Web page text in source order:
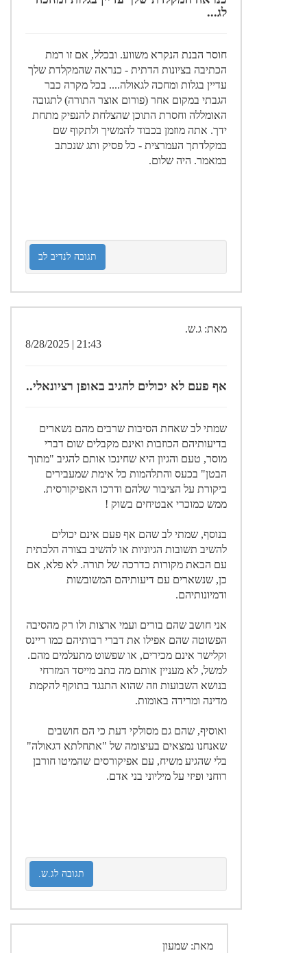
לג...
חוסר הבנת הנקרא משווע. ובכלל, אם זו רמת
הכתיבה בציונות הדתית - כנראה שהמקלדת שלך
עדיין בגלות ומחכה לגאולה.... בכל מקרה כבר
הגבתי במקום אחר (פורום אוצר התורה) לתגובה
האומללה וחסרת התוכן שהצלחת להנפיק מתחת
ידך. אתה מוזמן בכבוד להמשיך ולתקוף שם
במקלדתך העמרצית - כל פסיק ותג שנכתב
במאמר. היה שלום.
תגובה לנדיב לב
מאת: ג.ש.
21:43 | 8/28/2025
אף פעם לא יכולים להגיב באופן רציונאלי..
שמתי לב שאחת הסיבות שרבים מהם נשארים
בדיעותיהם הכוזבות ואינם מקבלים שום דברי
מוסר, טעם והגיון היא שחינכו אותם להגיב "מתוך
הבטן" בכעס והתלהמות כל אימת שמעבירים
ביקורת על הציבור שלהם ודרכו האפיקורסית.
ממש כמוכרי אבטיחים בשוק !
בנוסף, שמתי לב שהם אף פעם אינם יכולים
להשיב תשובות הגיוניות או להשיב בצורה הלכתית
עם הבאת מקורות כדרכה של תורה. לא פלא, אם
כן, שנשארים עם דיעותיהם המשובשות
ודמיונותיהם.
אני חושב שהם בורים ועמי ארצות ולו רק מהסיבה
הפשוטה שהם אפילו את דברי רבותיהם כמו ריינס
וקלישר אינם מכירים, או שפשוט מתעלמים מהם.
למשל, לא מעניין אותם מה כתב מייסד המזרחי
בנושא השבועות וזה שהוא התנגד בתוקף להקמת
מדינה ומרידה באומות.
ואוסיף, שהם גם מסולקי דעת כי הם חושבים
שאנחנו נמצאים בעיצומה של "אתחלתא דגאולה"
בלי שהגיע משיח, עם אפיקורסים שהמיטו חורבן
רוחני ופיזי על מיליוני בני אדם.
תגובה לג.ש.
מאת: שמעון